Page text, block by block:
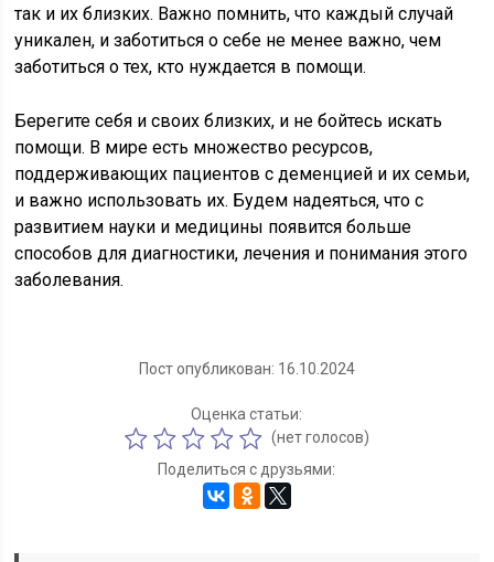
так и их близких. Важно помнить, что каждый случай
уникален, и заботиться о себе не менее важно, чем
заботиться о тех, кто нуждается в помощи.
Берегите себя и своих близких, и не бойтесь искать
помощи. В мире есть множество ресурсов,
поддерживающих пациентов с деменцией и их семьи,
и важно использовать их. Будем надеяться, что с
развитием науки и медицины появится больше
способов для диагностики, лечения и понимания этого
заболевания.
Пост опубликован: 16.10.2024
Оценка статьи:
(нет голосов)
Поделиться с друзьями: